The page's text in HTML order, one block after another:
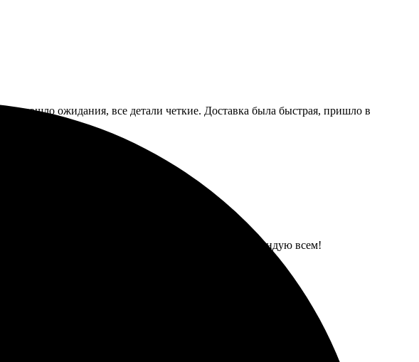
ожидания, все детали четкие. Доставка была быстрая, пришло в
заказа простое, доставка быстрая. Рекомендую всем!